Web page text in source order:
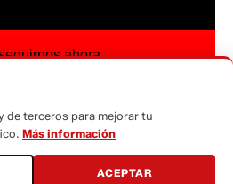
ahora
a:
de terceros para mejorar tu
Más información
ACEPTAR